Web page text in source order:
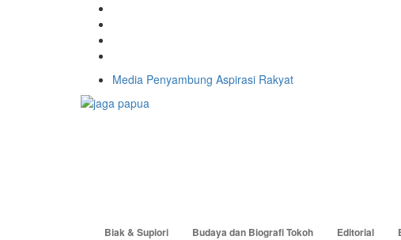
Media Penyambung Aspirasi Rakyat
Biak & Supiori Budaya dan Biografi Tokoh Editorial